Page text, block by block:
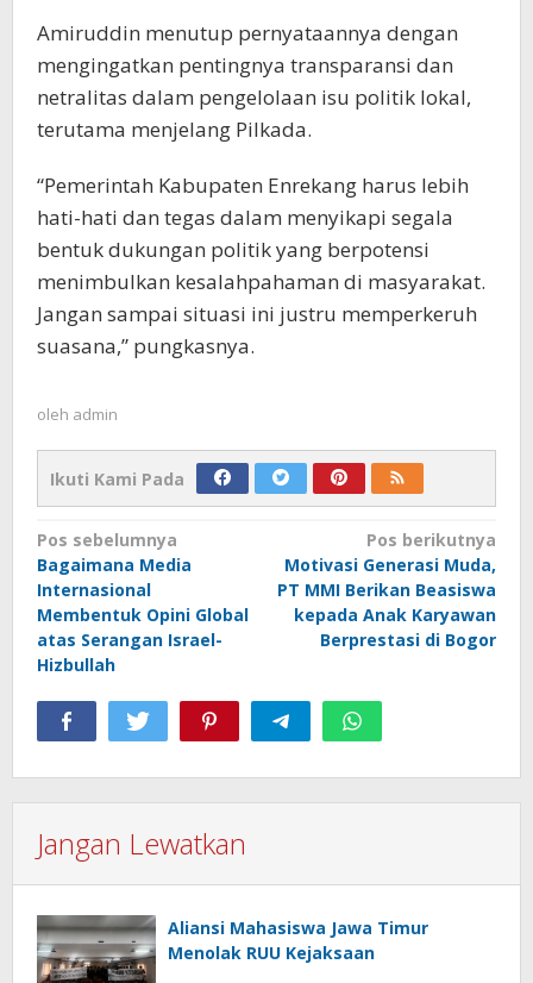
Amiruddin menutup pernyataannya dengan
mengingatkan pentingnya transparansi dan
netralitas dalam pengelolaan isu politik lokal,
terutama menjelang Pilkada.
“Pemerintah Kabupaten Enrekang harus lebih
hati-hati dan tegas dalam menyikapi segala
bentuk dukungan politik yang berpotensi
menimbulkan kesalahpahaman di masyarakat.
Jangan sampai situasi ini justru memperkeruh
suasana,” pungkasnya.
oleh admin
Ikuti Kami Pada
Navigasi
pos
Pos sebelumnya
Bagaimana Media
Internasional
Membentuk Opini Global
atas Serangan Israel-
Hizbullah
Pos berikutnya
Motivasi Generasi Muda,
PT MMI Berikan Beasiswa
kepada Anak Karyawan
Berprestasi di Bogor
Jangan Lewatkan
Aliansi Mahasiswa Jawa Timur
Menolak RUU Kejaksaan